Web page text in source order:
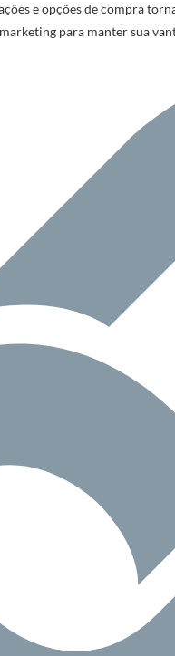
e opções de compra
para manter sua